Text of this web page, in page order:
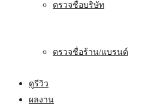
ตรวจชื่อบริษัท
ตรวจชื่อร้าน/แบรนด์
ดูรีวิว
ผลงาน